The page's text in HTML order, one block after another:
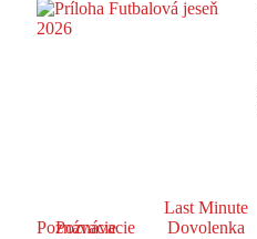
Poznávacie
Poznávacie
Last Minute
Dovolenka